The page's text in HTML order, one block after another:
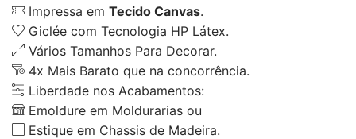
Impressa em Tecido Canvas.
Giclée com Tecnologia HP Látex.
Vários Tamanhos Para Decorar.
4x Mais Barato que na concorrência.
Liberdade nos Acabamentos:
Emoldure em Moldurarias ou
Estique em Chassis de Madeira.